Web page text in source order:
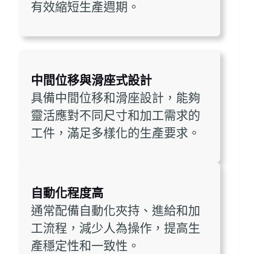
有效縮短生產週期。
中間位移與滑座式設計
具備中間位移和滑座設計，能夠
靈活應對不同尺寸和加工需求的
工件，滿足多樣化的生產要求。
自動化程度高
通常配備自動化夾持、進給和加
工流程，減少人為操作，提高生
產穩定性和一致性。